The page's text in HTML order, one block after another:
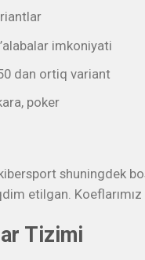
imkoniyati
dan ortiq variant
poker
etilgan.
Tizimi